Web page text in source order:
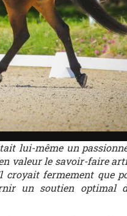
lui-même un
valeur le savoir-faire
fermement que
un soutien optimal